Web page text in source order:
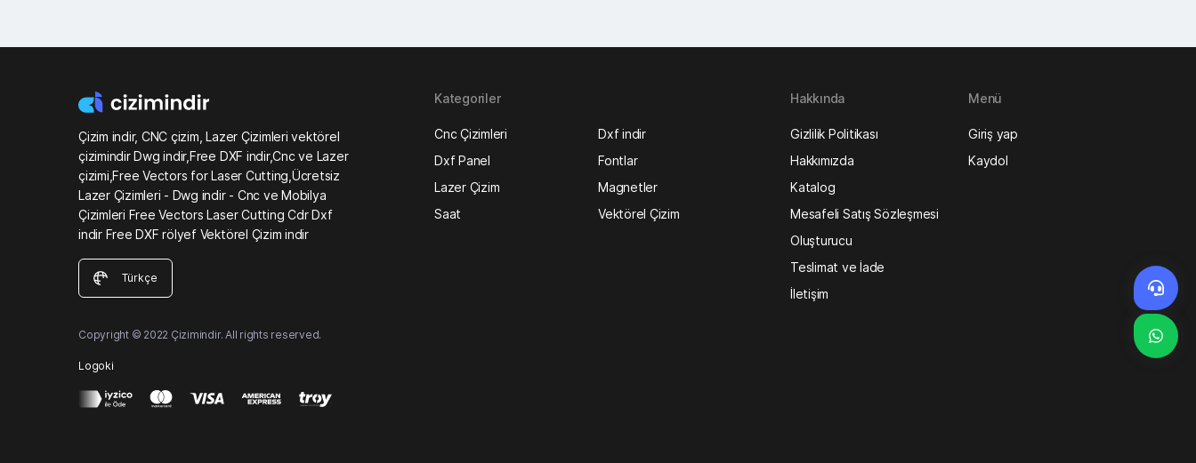
Çizim indir, CNC çizim, Lazer Çizimleri vektörel
çizimindir Dwg indir,Free DXF indir,Cnc ve Lazer
çizimi,Free Vectors for Laser Cutting,Ücretsiz
Lazer Çizimleri - Dwg indir - Cnc ve Mobilya
Çizimleri Free Vectors Laser Cutting Cdr Dxf
indir Free DXF rölyef Vektörel Çizim indir
Türkçe
Copyright © 2022 Çizimindir. All rights reserved.
Logoki
Kategoriler
Cnc Çizimleri
Dxf indir
Dxf Panel
Fontlar
Lazer Çizim
Magnetler
Saat
Vektörel Çizim
Hakkında
Gizlilik Politikası
Hakkımızda
Katalog
Mesafeli Satış Sözleşmesi
Oluşturucu
Teslimat ve İade
İletişim
Menü
Giriş yap
Kaydol